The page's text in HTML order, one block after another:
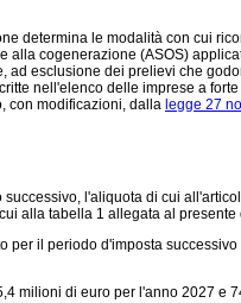
le modalità con cui
cogenerazione (ASOS)
esclusione dei prelievi che
nell'elenco delle imprese a
con modificazioni, dalla legge 27
l'aliquota di cui
alla tabella 1 allegata al presente
il periodo d'imposta
di euro per l'anno 2027